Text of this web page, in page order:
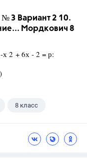
3 Вариант 2 10.
Мордкович 8
х 2 + 6х - 2 = р:
)
8 класс